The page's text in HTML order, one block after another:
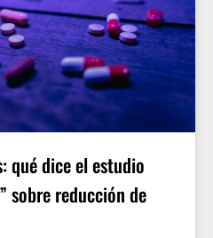
qué dice el estudio
sobre reducción de